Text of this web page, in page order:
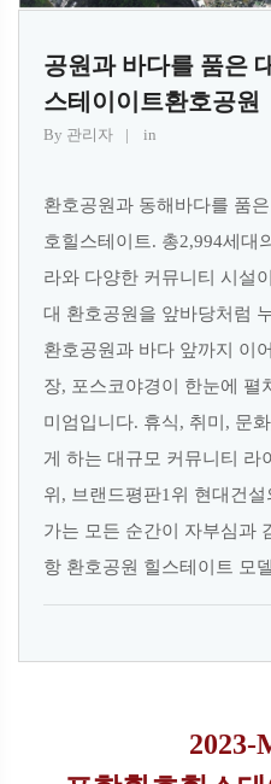
공원과 바다를 품은
스테이이트환호공원
By 관리자 in
환호공원과 동해바다를 품
호힐스테이트. 총2,994세대
라와 다양한 커뮤니티 시설
대 환호공원을 앞바당처럼
환호공원과 바다 앞까지 이
장, 포스코야경이 한눈에 펼
미엄입니다. 휴식, 취미, 문
게 하는 대규모 커뮤니티 라
위, 브랜드평판1위 현대건
가는 모든 순간이 자부심과
항 환호공원 힐스테이트 모
2023-